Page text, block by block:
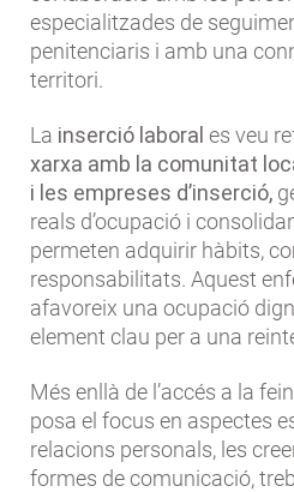
especialitzades de
penitenciaris i amb una
territori.
La inserció laboral es veu
xarxa amb la comunitat
i les empreses d’inserció,
reals d’ocupació i
permeten adquirir hàbits,
responsabilitats. Aquest
afavoreix una ocupació
element clau per a una
Més enllà de l’accés a la
posa el focus en aspectes
relacions personals, les
formes de comunicació,